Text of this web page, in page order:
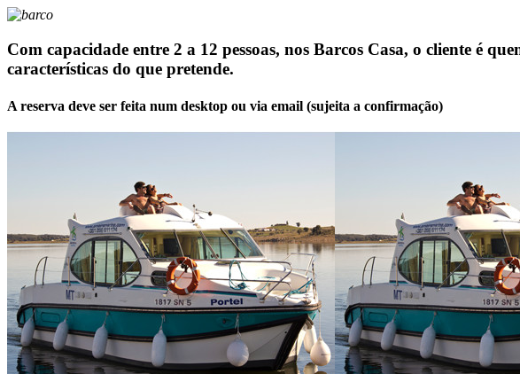
Com capacidade entre 2 a 12 pessoas, nos Barcos Casa, o cliente é
características do que pretende.
A reserva deve ser feita num desktop ou via email (sujeita a confirmação)